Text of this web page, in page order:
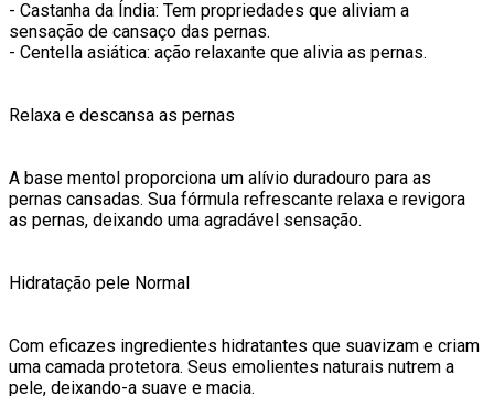
- Castanha da Índia: Tem propriedades que aliviam a
sensação de cansaço das pernas.
- Centella asiática: ação relaxante que alivia as pernas.
Relaxa e descansa as pernas
A base mentol proporciona um alívio duradouro para as
pernas cansadas. Sua fórmula refrescante relaxa e revigora
as pernas, deixando uma agradável sensação.
Hidratação pele Normal
Com eficazes ingredientes hidratantes que suavizam e criam
uma camada protetora. Seus emolientes naturais nutrem a
pele, deixando-a suave e macia.